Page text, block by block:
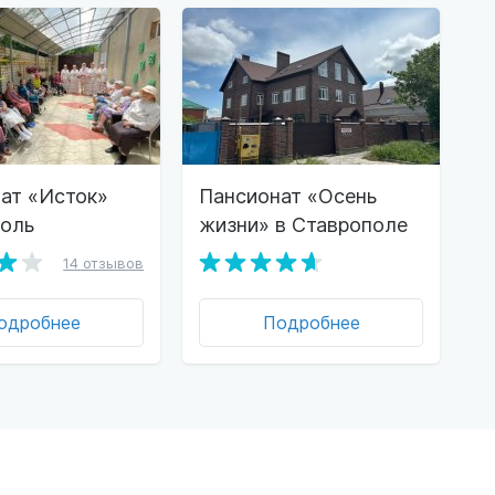
«Исток»
14 отзывов
Пансионат «Осень
жизни» в Ставрополе
Подробнее